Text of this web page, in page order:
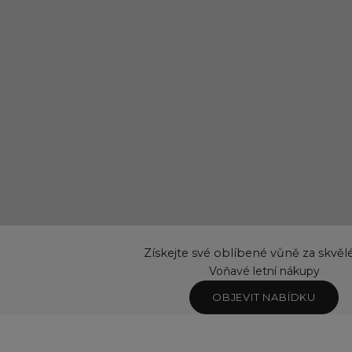
Získejte své oblíbené vůně za
Voňavé letní nákupy
OBJEVIT NABÍDKU